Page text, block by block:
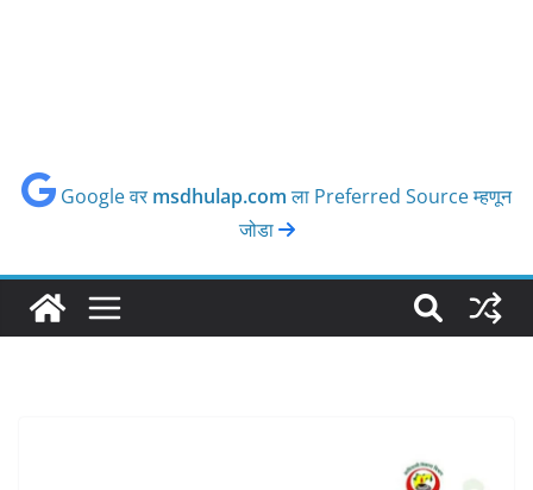
Google वर msdhulap.comला Preferred Source म्हणून
जोडा